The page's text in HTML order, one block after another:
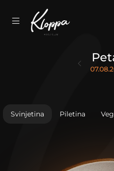
Svinjetina Piletina